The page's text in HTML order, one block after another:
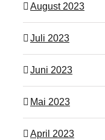
August 2023
Juli 2023
Juni 2023
Mai 2023
April 2023